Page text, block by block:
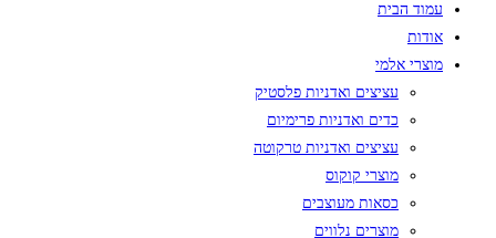
עמוד הבית
אודות
מוצרי אלמי
עציצים ואדניות פלסטיק
כדים ואדניות פרימיום
עציצים ואדניות טרקוטה
מוצרי קוקוס
כסאות מעוצבים
מוצרים נלווים